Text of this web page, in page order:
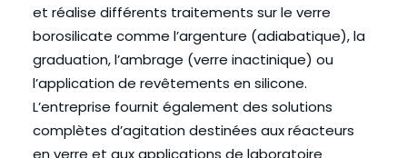
et réalise différents traitements sur le verre
borosilicate comme l’argenture (adiabatique), la
graduation, l’ambrage (verre inactinique) ou
l’application de revêtements en silicone.
L’entreprise fournit également des solutions
complètes d’agitation destinées aux réacteurs
en verre et aux applications de laboratoire